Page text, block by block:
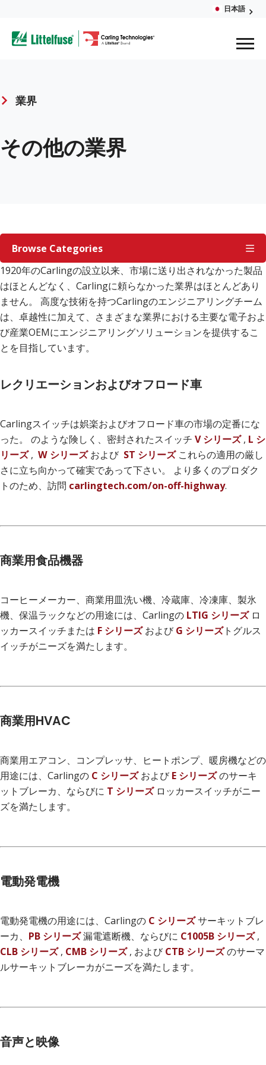
main
content
日本語
Breadcrumb
業界
その他の業界
業
Browse Categories
1920年のCarlingの設立以来、市場に送り出されなかった製品
はほとんどなく、Carlingに頼らなかった業界はほとんどあり
ません。 高度な技術を持つCarlingのエンジニアリングチーム
は、卓越性に加えて、さまざまな業界における主要な電子およ
び産業OEMにエンジニアリングソリューションを提供するこ
とを目指しています。
レクリエーションおよびオフロード車
Carlingスイッチは娯楽およびオフロード車の市場の定番にな
った。 のような険しく、密封されたスイッチ V シリーズ, L シ
リーズ, W シリーズおよび ST シリーズこれらの適用の厳し
さに立ち向かって確実であって下さい。 より多くのプロダク
トのため、訪問 carlingtech.com/on-off-highway.
商業用食品機器
コーヒーメーカー、商業用皿洗い機、冷蔵庫、冷凍庫、製氷
機、保温ラックなどの用途には、Carlingの LTIG シリーズロ
ッカースイッチまたは F シリーズおよびG シリーズトグルス
イッチがニーズを満たします。
商業用HVAC
商業用エアコン、コンプレッサ、ヒートポンプ、暖房機などの
用途には、Carlingの C シリーズおよびE シリーズのサーキ
ットブレーカ、ならびに T シリーズロッカースイッチがニー
ズを満たします。
電動発電機
電動発電機の用途には、Carlingの C シリーズサーキットブレ
ーカ、 PB シリーズ漏電遮断機、ならびに C1005B シリーズ,
CLB シリーズ, CMB シリーズ, およびCTB シリーズのサーマ
ルサーキットブレーカがニーズを満たします。
音声と映像